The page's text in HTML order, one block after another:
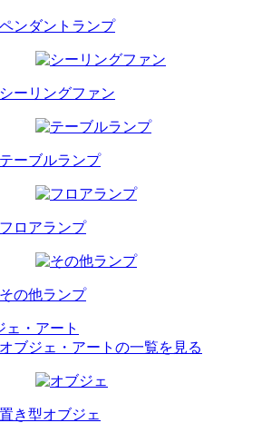
ペンダント ランプ
シーリングファン
テーブルランプ
フロアランプ
その他ランプ
ェ・アート
オブジェ・アートの一覧を見る
置き型オブジェ